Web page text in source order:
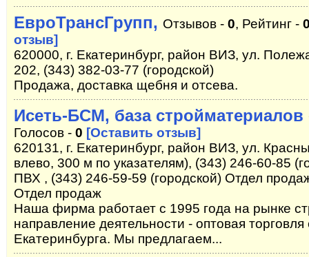
ЕвроТрансГрупп, Отзывов - 0, Рейтинг -
отзыв]
620000, г. Екатеринбург, район ВИЗ, ул.
202, (343) 382-03-77 (городской)
Продажа, доставка щебня и отсева.
Исеть-БСМ, база стройматериалов
Голосов - 0 [Оставить отзыв]
620131, г. Екатеринбург, район ВИЗ, ул.
влево, 300 м по указателям), (343) 246-60-85
ПВХ , (343) 246-59-59 (городской) Отдел
Отдел продаж
Наша фирма работает с 1995 года на рынке
направление деятельности - оптовая
Екатеринбурга. Мы предлагаем...